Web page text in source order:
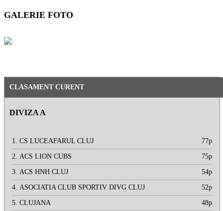
GALERIE FOTO
CLASAMENT CURENT
DIVIZA A
1. CS LUCEAFARUL CLUJ 77p
2. ACS LION CUBS 75p
3. ACS HNH CLUJ 54p
4. ASOCIATIA CLUB SPORTIV DIVG CLUJ 52p
5. CLUJANA 48p